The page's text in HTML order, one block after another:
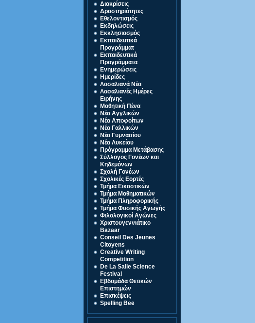
Διακρίσεις
Δραστηριότητες
Εθελοντισμός
Εκδηλώσεις
Εκκλησιασμός
Εκπαιδευτικά
Προγράμματ
Εκπαιδευτικά
Προγράμματα
Ενημερώσεις
Ημερίδες
Λασαλιανά Νέα
Λασαλιανές Ημέρες
Ειρήνης
Μαθητική Πένα
Νέα Αγγλικών
Νέα Αποφοίτων
Νέα Γαλλικών
Νέα Γυμνασίου
Νέα Λυκείου
Πρόγραμμα Μετάβασης
Σύλλογος Γονέων και
Κηδεμόνων
Σχολή Γονέων
Σχολικές Εορτές
Τμήμα Εικαστικών
Τμήμα Μαθηματικών
Τμήμα Πληροφορικής
Τμήμα Φυσικής Αγωγής
Φιλολογικοί Αγώνες
Χριστουγεννιάτικο
Bazaar
Conseil Des Jeunes
Citoyens
Creative Writing
Competition
De La Salle Science
Festival
Eβδομάδα Θετικών
Επιστημών
Eπισκέψεις
Spelling Bee